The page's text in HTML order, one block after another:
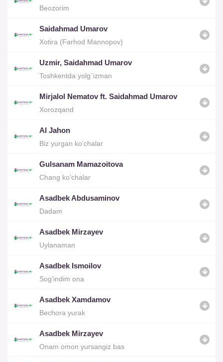
Beozorim
Saidahmad Umarov
Xotira (Farhod Mannopov)
Uzmir, Saidahmad Umarov
Toshkentda yolg`izman
Mirjalol Nematov ft. Saidahmad Umarov
Xorozqand
Al Jahon
Biz yurgan ko‘chalar
Gulsanam Mamazoitova
Chang ko‘chalar
Asadbek Abdusaminov
Dadam
Asadbek Mirzayev
Uylanaman
Asadbek Ismoilov
Sog‘indim ona
Asadbek Xamdamov
Bechora yurak
Asadbek Mirzayev
Onam omon yursangiz bas